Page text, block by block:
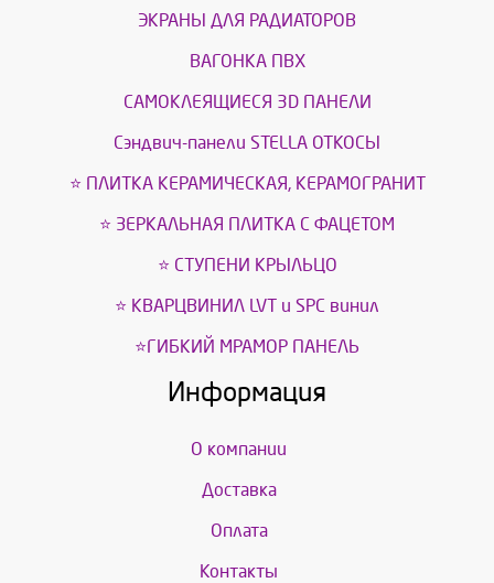
ЭКРАНЫ ДЛЯ РАДИАТОРОВ
ВАГОНКА ПВХ
САМОКЛЕЯЩИЕСЯ 3D ПАНЕЛИ
Сэндвич-панели STELLA ОТКОСЫ
⭐ ПЛИТКА КЕРАМИЧЕСКАЯ, КЕРАМОГРАНИТ
⭐ ЗЕРКАЛЬНАЯ ПЛИТКА С ФАЦЕТОМ
⭐ СТУПЕНИ КРЫЛЬЦО
⭐ КВАРЦВИНИЛ LVT и SPС винил
⭐ГИБКИЙ МРАМОР ПАНЕЛЬ
Информация
О компании
Доставка
Оплата
Контакты